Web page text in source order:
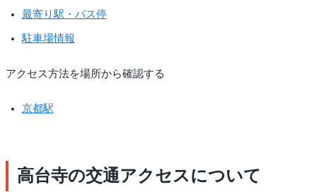
最寄り駅・バス停
駐車場情報
アクセス方法を場所から確認する
京都駅
高台寺の交通アクセスについて